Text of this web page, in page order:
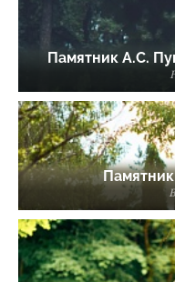
Памятник А.С.